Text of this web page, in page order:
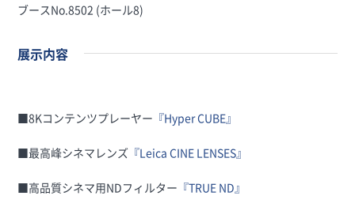
ブースNo.8502 (ホール8)
展示内容
■8Kコンテンツプレーヤー 『Hyper CUBE』
■最高峰シネマレンズ 『Leica CINE LENSES』
■高品質シネマ用NDフィルター 『TRUE ND』